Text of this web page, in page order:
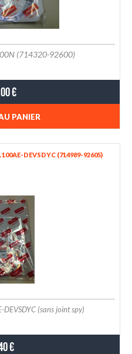
(714320-92600)
€
PANIER
DEVSDYC (714989-92605)
(sans joint spy)
€